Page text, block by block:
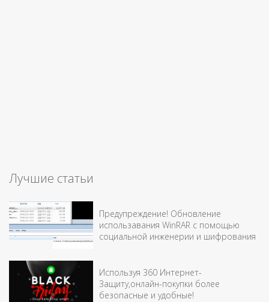
Лучшие статьи
Предупреждение! Обновление
использавания WinRAR с помощью
социальной инженерии и шифрования
Используя 360 Интернет-
Защиту,онлайн-покупки более
безопасные и удобные!